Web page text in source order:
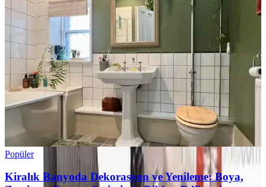
Popüler
Kiralık Banyoda Dekorasyon ve Yenileme: Boya,